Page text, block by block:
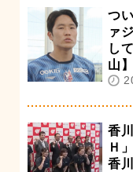
つ
ァ
し
山】
香
Ｈ
香